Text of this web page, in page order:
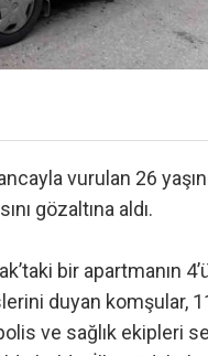
vurulan 26
gözaltına aldı.
bir apartmanın
duyan komşular,
ve sağlık ekipleri